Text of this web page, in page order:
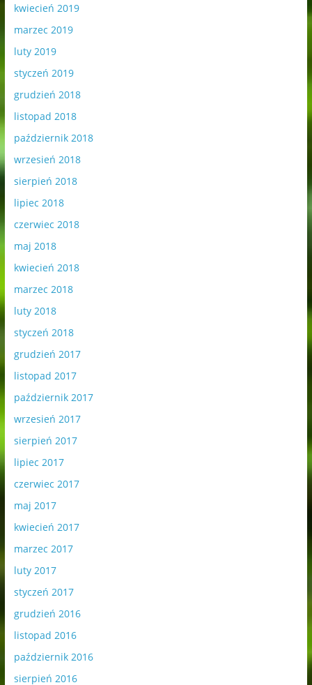
kwiecień 2019
marzec 2019
luty 2019
styczeń 2019
grudzień 2018
listopad 2018
październik 2018
wrzesień 2018
sierpień 2018
lipiec 2018
czerwiec 2018
maj 2018
kwiecień 2018
marzec 2018
luty 2018
styczeń 2018
grudzień 2017
listopad 2017
październik 2017
wrzesień 2017
sierpień 2017
lipiec 2017
czerwiec 2017
maj 2017
kwiecień 2017
marzec 2017
luty 2017
styczeń 2017
grudzień 2016
listopad 2016
październik 2016
sierpień 2016